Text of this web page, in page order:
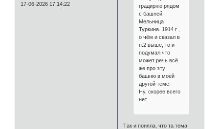
17-06-2026 17:14:22
градирню рядом
с башней
Мельница
Туркина. 1914 г ,
о чём и сказал в
п.2 выше, то и
подумал что
может речь всё
же про эту
башню в моей
другой теме.
Ну, скорее всего
нет.
Так и поняла, что та тема